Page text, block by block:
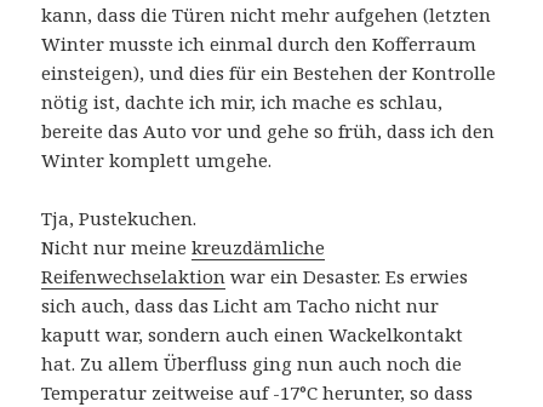
kann, dass die Türen nicht mehr aufgehen (letzten
Winter musste ich einmal durch den Kofferraum
einsteigen), und dies für ein Bestehen der Kontrolle
nötig ist, dachte ich mir, ich mache es schlau,
bereite das Auto vor und gehe so früh, dass ich den
Winter komplett umgehe.
Tja, Pustekuchen.
Nicht nur meinekreuzdämliche
Reifenwechselaktion war ein Desaster. Es erwies
sich auch, dass das Licht am Tacho nicht nur
kaputt war, sondern auch einen Wackelkontakt
hat. Zu allem Überfluss ging nun auch noch die
Temperatur zeitweise auf -17°C herunter, so dass